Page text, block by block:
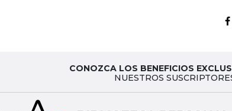
CONOZCA LOS BENEFICIOS
NUESTROS